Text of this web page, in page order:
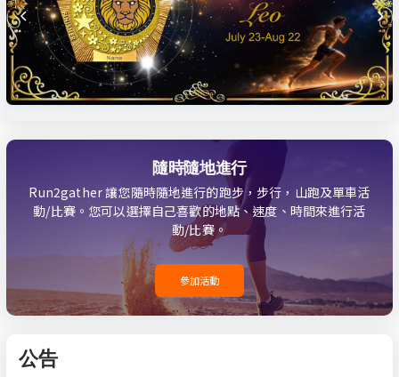
隨時隨地進行
Run2gather 讓您隨時隨地進行的跑步，步行，山跑及單車活
動/比賽。您可以選擇自己喜歡的地點、速度、時間來進行活
動/比賽。
參加活動
公告